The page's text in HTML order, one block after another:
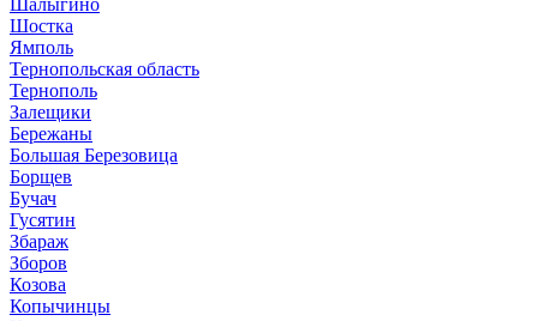
Шалыгино
Шостка
Ямполь
Тернопольская область
Тернополь
Залещики
Бережаны
Большая Березовица
Борщев
Бучач
Гусятин
Збараж
Зборов
Козова
Копычинцы